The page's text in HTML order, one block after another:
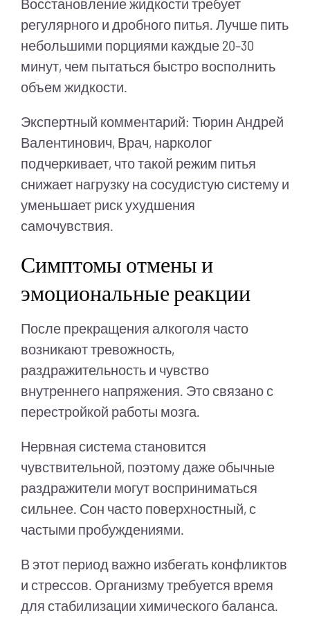
регулярного и дробного питья. Лучше пить
небольшими порциями каждые 20–30
минут, чем пытаться быстро восполнить
объем жидкости.
Экспертный комментарий: Тюрин Андрей
Валентинович, Врач, нарколог
подчеркивает, что такой режим питья
снижает нагрузку на сосудистую систему и
уменьшает риск ухудшения
самочувствия.
Симптомы отмены и
эмоциональные реакции
После прекращения алкоголя часто
возникают тревожность,
раздражительность и чувство
внутреннего напряжения. Это связано с
перестройкой работы мозга.
Нервная система становится
чувствительной, поэтому даже обычные
раздражители могут восприниматься
сильнее. Сон часто поверхностный, с
частыми пробуждениями.
В этот период важно избегать конфликтов
и стрессов. Организму требуется время
для стабилизации химического баланса.